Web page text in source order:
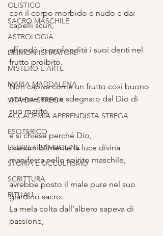
OLISTICO
SACRO MASCHILE
ASTROLOGIA
DEIMON ISPIRATORE
MISTERO E ARTE
MARIA MADDALENA
VITA DA STREGA
ACCADEMIA APPRENDISTA STREGA
ESOTERICO
LILLYBET BAMBOLINE
STORIA E OCCULTISMO
SCRITTURA
RITUALI
con il corpo morbido e nudo e dai
capelli scuri,
affondò in profondità i suoi denti nel
frutto proibito.
Non capiva come un frutto così buono
potesse essere sdegnato dal Dio di
suo marito,
e si chiese perché Dio,
presumibilmente la luce divina
manifesta nello spirito maschile,
avrebbe posto il male pure nel suo
giardino sacro.
La mela colta dall’albero sapeva di
passione,